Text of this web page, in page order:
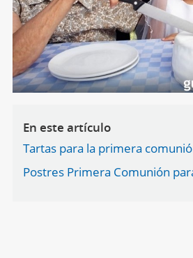
En este artículo
Tartas para la primera
Postres Primera Comunión